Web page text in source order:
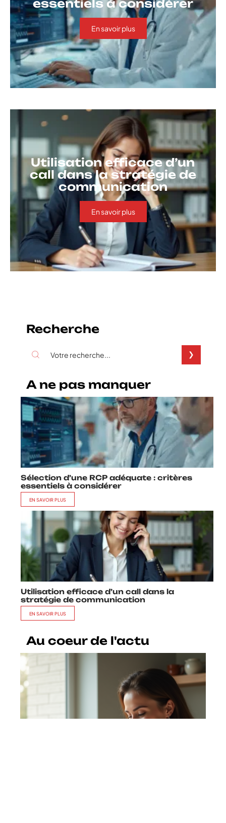
essentiels à considérer
En savoir plus
Utilisation efficace d’un
call dans la stratégie de
communication
En savoir plus
Recherche
A ne pas manquer
Sélection d’une RCP adéquate : critères
essentiels à considérer
EN SAVOIR PLUS
Utilisation efficace d’un call dans la
stratégie de communication
EN SAVOIR PLUS
Au coeur de l'actu